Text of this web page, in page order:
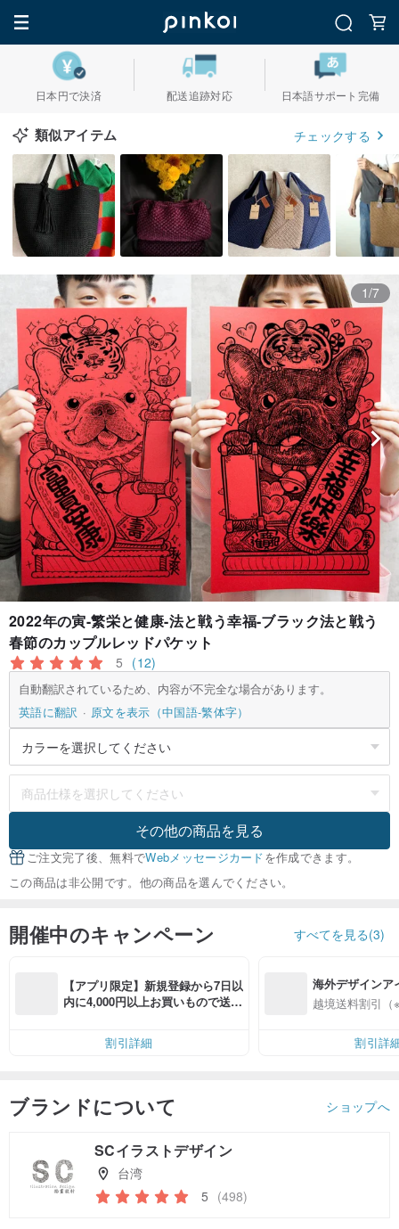
日本円で決済 配送追跡対応 日本語サポート完備
類似アイテム チェックする
1/7
2022年の寅-繁栄と健康-法と戦う幸福-ブラック法と戦う
春節のカップルレッドパケット
5 (12)
自動翻訳されているため、内容が不完全な場合があります。
英語に翻訳
原文を表示（中国語-繁体字）
その他の商品を見る
ご注文完了後、無料でWebメッセージカードを作成できます。
この商品は非公開です。他の商品を選んでください。
開催中のキャンペーン すべてを見る(3)
【アプリ限定】新規登録から7日以
内に4,000円以上お買いもので送料
割引詳細
海外デザインア
入
越境送料割引（
割引詳
ブランドについて ショップへ
SCイラストデザイン
台湾
5 (498)